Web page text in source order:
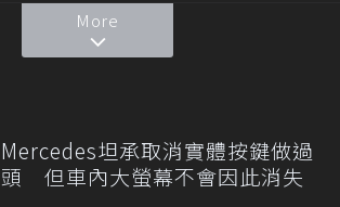
More
Mercedes坦承取消實體按鍵做過
頭 但車內大螢幕不會因此消失